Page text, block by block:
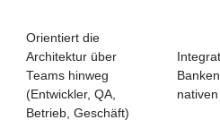
Orientiert die
Architektur über
Teams hinweg
(Entwickler, QA,
Betrieb, Geschäft)